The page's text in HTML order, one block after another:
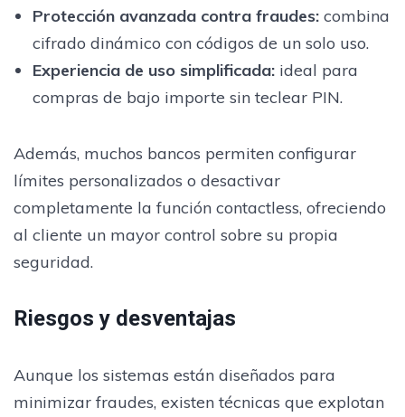
Protección avanzada contra fraudes:combina
cifrado dinámico con códigos de un solo uso.
Experiencia de uso simplificada:ideal para
compras de bajo importe sin teclear PIN.
Además, muchos bancos permiten configurar
límites personalizados o desactivar
completamente la función contactless, ofreciendo
al cliente un mayor control sobre su propia
seguridad.
Riesgos y desventajas
Aunque los sistemas están diseñados para
minimizar fraudes, existen técnicas que explotan